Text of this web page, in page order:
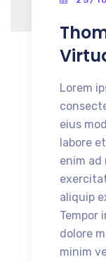
Lorem
eius
labore
enim ad
aliquip
Tempor
dolore
minim